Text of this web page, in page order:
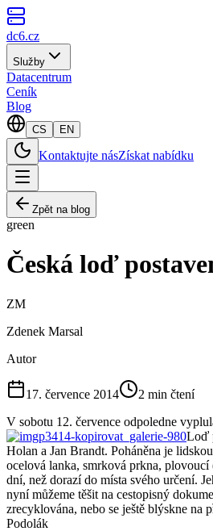
dc6.cz
Služby
Datacentrum
Ceník
Blog
CS EN
Kontaktujte násZískat nabídku
Zpět na blog
green
Česká loď
ZM
Zdenek Marsal
Autor
17. července 2014 2 min čtení
V sobotu 12. července odpoledne
Loď
Holan a Jan Brandt. Poháněna je
ocelová lanka, smrková prkna,
dní, než dorazí do místa svého určení.
nyní můžeme těšit na cestopisný
zrecyklována, nebo se ještě blýskne na
Podolák